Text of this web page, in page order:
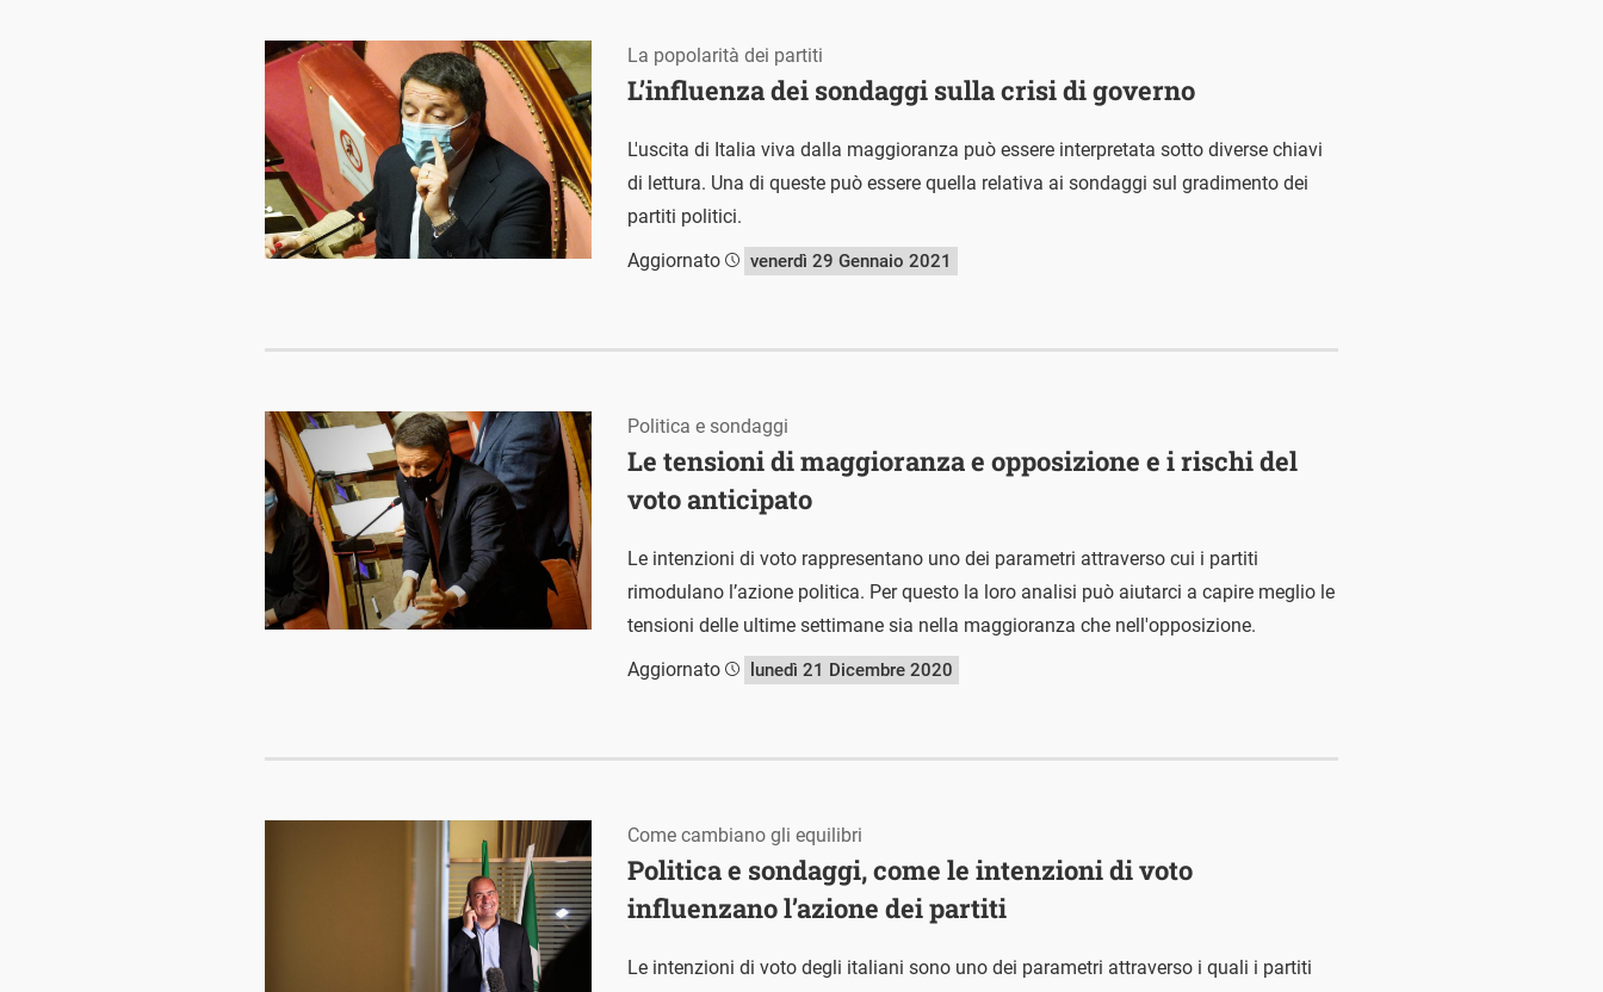
L’influenza dei sondaggi sulla crisi di governo
La popolarità dei partiti
L'uscita di Italia viva dalla maggioranza può essere interpretata sotto diverse chiavi
di lettura. Una di queste può essere quella relativa ai sondaggi sul gradimento dei
partiti politici.
Aggiornato
venerdì 29 Gennaio 2021
Le tensioni di maggioranza e opposizione e i rischi del
voto anticipato
Politica e sondaggi
Le intenzioni di voto rappresentano uno dei parametri attraverso cui i partiti
rimodulano l’azione politica. Per questo la loro analisi può aiutarci a capire meglio le
tensioni delle ultime settimane sia nella maggioranza che nell'opposizione.
Aggiornato
lunedì 21 Dicembre 2020
Politica e sondaggi, come le intenzioni di voto
influenzano l’azione dei partiti
Come cambiano gli equilibri
Le intenzioni di voto degli italiani sono uno dei parametri attraverso i quali i partiti